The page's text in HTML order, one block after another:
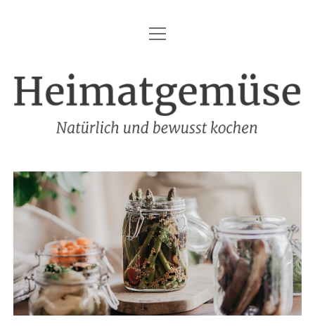
HEIMATGEMÜSE
DAS KOCHBUCH
FOODFOTOGRAFIE
KONTAKT
REZEPTE
IMPRESSUM
DATENSCHUTZ
facebook
pinterestinstagram
amazon
E-
Menü
öffnen
Heimatgemüse